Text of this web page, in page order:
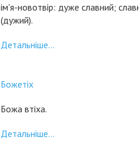
ім'я-новотвір: дуже славний;
(дужий).
Детальніше...
Божетіх
Божа втіха.
Детальніше...